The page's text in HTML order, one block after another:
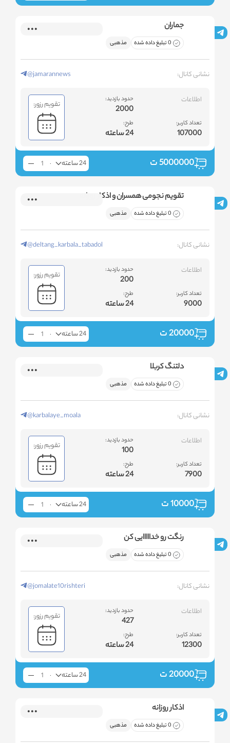
جماران
0 تبلیغ داده شده مذهبی
نشانی کانال: @jamarannews
اطلاعات
تعداد کاربر:
107000
حدود بازدید:
2000
طرح:
24 ساعته
تقویم رزور:
5000000ت 24 ساعته
تقویم نجومی همسران و اذکار روزانه
0 تبلیغ داده شده مذهبی
نشانی کانال: @deltang_karbala_tabadol
اطلاعات
تعداد کاربر:
9000
حدود بازدید:
200
طرح:
24 ساعته
تقویم رزور:
20000ت 24 ساعته
دلتنگ کربلا
0 تبلیغ داده شده مذهبی
نشانی کانال: @karbalaye_moala
اطلاعات
تعداد کاربر:
7900
حدود بازدید:
100
طرح:
24 ساعته
تقویم رزور:
10000ت 24 ساعته
رنگت رو خدااااایی کن
0 تبلیغ داده شده مذهبی
نشانی کانال: @jomalate10rishteri
اطلاعات
تعداد کاربر:
12300
حدود بازدید:
427
طرح:
24 ساعته
تقویم رزور:
20000ت 24 ساعته
اذکار روزانه
0 تبلیغ داده شده مذهبی